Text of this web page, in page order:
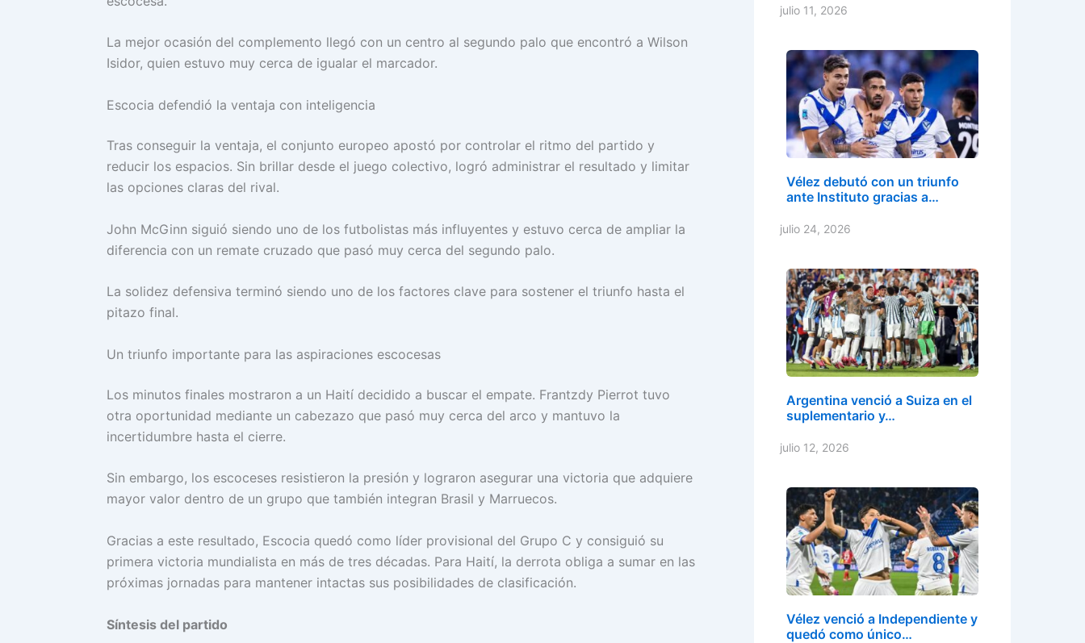
La mejor ocasión del complemento llegó con un centro al segundo palo que encontró a Wilson
Isidor, quien estuvo muy cerca de igualar el marcador.
Escocia defendió la ventaja con inteligencia
Tras conseguir la ventaja, el conjunto europeo apostó por controlar el ritmo del partido y
reducir los espacios. Sin brillar desde el juego colectivo, logró administrar el resultado y limitar
las opciones claras del rival.
John McGinn siguió siendo uno de los futbolistas más influyentes y estuvo cerca de ampliar la
diferencia con un remate cruzado que pasó muy cerca del segundo palo.
La solidez defensiva terminó siendo uno de los factores clave para sostener el triunfo hasta el
pitazo final.
Un triunfo importante para las aspiraciones escocesas
Los minutos finales mostraron a un Haití decidido a buscar el empate. Frantzdy Pierrot tuvo
otra oportunidad mediante un cabezazo que pasó muy cerca del arco y mantuvo la
incertidumbre hasta el cierre.
Sin embargo, los escoceses resistieron la presión y lograron asegurar una victoria que adquiere
mayor valor dentro de un grupo que también integran Brasil y Marruecos.
Gracias a este resultado, Escocia quedó como líder provisional del Grupo C y consiguió su
primera victoria mundialista en más de tres décadas. Para Haití, la derrota obliga a sumar en las
próximas jornadas para mantener intactas sus posibilidades de clasificación.
Síntesis del partido
julio 11, 2026
Vélez debutó con un triunfo
ante Instituto gracias a…
julio 24, 2026
Argentina venció a Suiza en el
suplementario y…
julio 12, 2026
Vélez venció a Independiente y
quedó como único…